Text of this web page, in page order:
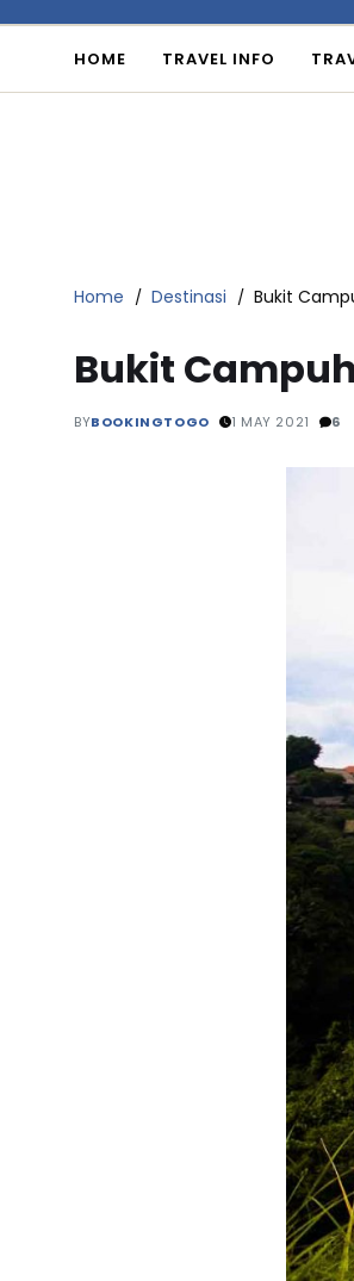
HOME TRAVEL INFO
Home Destinasi Bukit
Bukit
BYBOOKINGTOGO 1 MAY 2021 6